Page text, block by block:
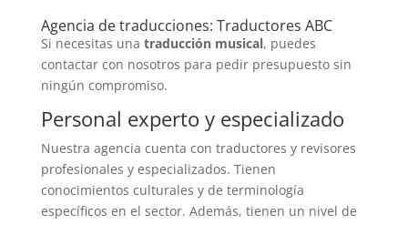
Agencia de traducciones: Traductores ABC
Si necesitas una traducción musical, puedes
contactar con nosotros para pedir presupuesto sin
ningún compromiso.
Personal experto y especializado
Nuestra agencia cuenta con traductores y revisores
profesionales y especializados. Tienen
conocimientos culturales y de terminología
específicos en el sector. Además, tienen un nivel de